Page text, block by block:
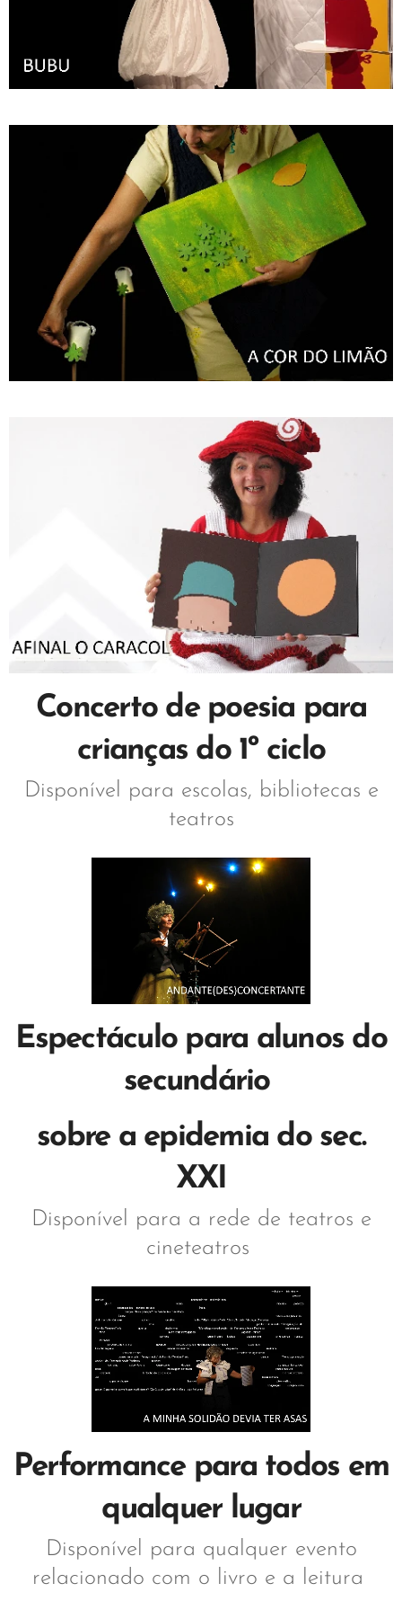
Concerto de poesia para
crianças do 1º ciclo
Disponível para escolas, bibliotecas e
teatros
Espectáculo para alunos do
secundário
sobre a epidemia do sec.
XXI
Disponível para a rede de teatros e
cineteatros
Performance para todos em
qualquer lugar
Disponível para qualquer evento
relacionado com o livro e a leitura